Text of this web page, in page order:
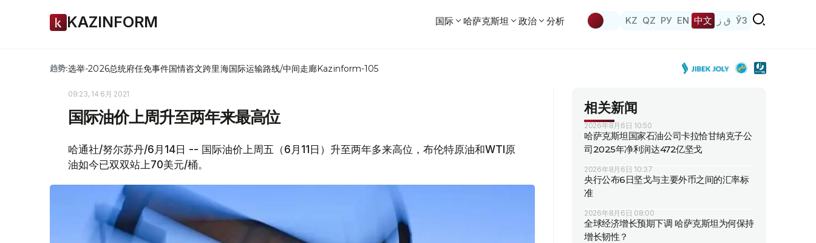
KAZINFORM 国际 哈萨克斯坦 政治 分析 KZ QZ РУ EN 中文 ق ز ЎЗ
趋势:选举-2026总统府任免事件国情咨文跨里海国际运输路线/中间走廊Kazinform-105
09:23, 14 6月 2021
国际油价上周升至两年来最高位
哈通社/努尔苏丹/6月14日 -- 国际油价上周五（6月11日）升至两年多来高位，布伦特原油和WTI原
油如今已双双站上70美元/桶。
相关新闻
2026年8月6日 10:50
哈萨克斯坦国家石油公司卡拉恰甘纳克子公
司2025年净利润达472亿坚戈
2026年8月6日 10:37
央行公布6日坚戈与主要外币之间的汇率标
准
2026年8月6日 08:00
全球经济增长预期下调 哈萨克斯坦为何保持
增长韧性？